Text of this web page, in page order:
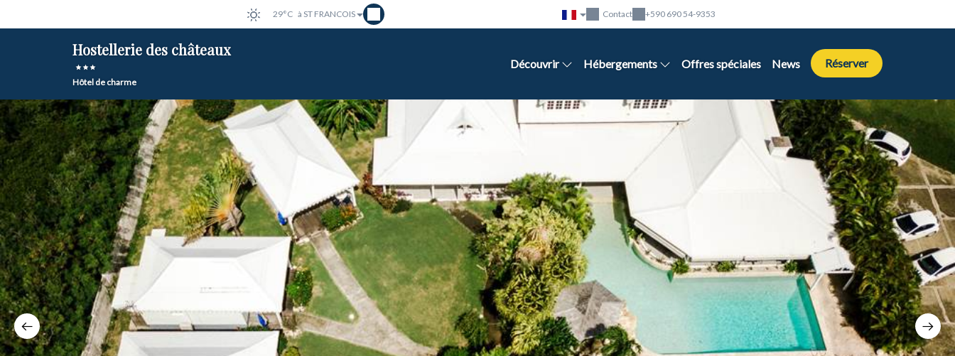
29°C à ST FRANCOIS Contact +590 690 54-9353
Hostellerie des châteaux
Hôtel de charme
Découvrir Hébergements Offres spéciales News Réserver